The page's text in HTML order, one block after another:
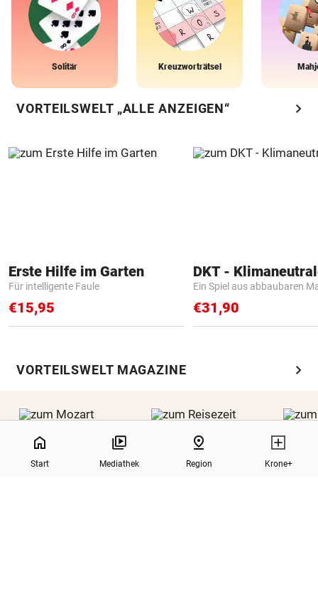
Solitär Kreuzworträtsel
VORTEILSWELT „ALLE ANZEIGEN“ chevron_right
Erste Hilfe im Garten
Für intelligente Faule
€15,95
Ein Spiel aus abbaubaren
€31,90
VORTEILSWELT MAGAZINE chevron_right
home
Start Mediathek
pin_drop
Region Krone+
0%